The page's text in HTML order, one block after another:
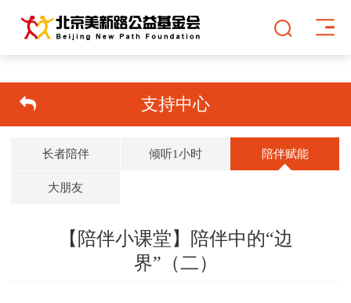
支持中心
长者陪伴 倾听1小时 陪伴赋能
大朋友
【陪伴小课堂】陪伴中的“边
界”（二）